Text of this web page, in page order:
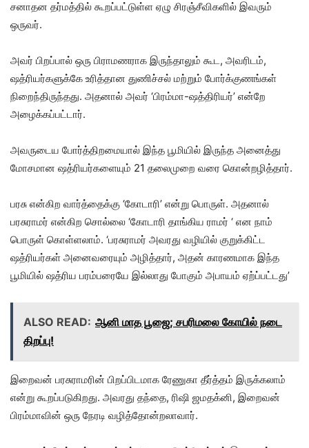
சனாதன தர்மத்தில் கூறப்பட்டுள்ள ஏழு சிரஞ்சீவிகளில் இவரும்
ஒருவர்.
அவர் பிறப்பால் ஒரு பிராமணராக இருந்தாலும் கூட, அவரிடம்,
ஷத்ரியர்களுக்கே உரித்தான துணிச்சல் மற்றும் போர்க்குணங்கள்
நிறைந்திருந்தது. அதனால் அவர் ‘பிரம்மா-ஷத்திரியர்’ என்றே
அழைக்கப்பட்டார்.
அவருடைய போர்த்திறமையால் இந்த பூமியில் இருந்த அனைத்து
மோசமான ஷத்ரியர்களையும் 21 தலைமுறை வரை கொன்றழித்தார்.
பரசு என்கிற வார்த்தைக்கு ‘கோடாரி’ என்று பொருள். அதனால்
பரசுராமர் என்கிற சொல்லை ‘கோடாரி தாங்கிய ராமர் ‘ என நாம்
பொருள் கொள்ளலாம். ‘பரசுராமர் அவரது வழியில் குறுக்கிட்ட
ஷத்ரியர்கள் அனைவரையும் அழித்தார், அதன் காரணமாக இந்த
பூமியில் ஷத்ரிய பரம்பரையே இல்லாது போகும் அபாயம் ஏற்ப்பட்டது’
ALSO READ: ஆனி மாத பூஜை; சபரிமலை கோயில் நடை
திறப்பு!
இறைவன் பரசுராமரின் பிறப்பிடமாக ரேணுகா தீர்த்தம் இருக்கலாம்
என்று கூறப்படுகிறது. அவரது தந்தை, ரிஷி ஜமதக்னி, இறைவன்
பிரம்மாவின் ஒரு நேரடி வழித்தோன்றலாவார்.